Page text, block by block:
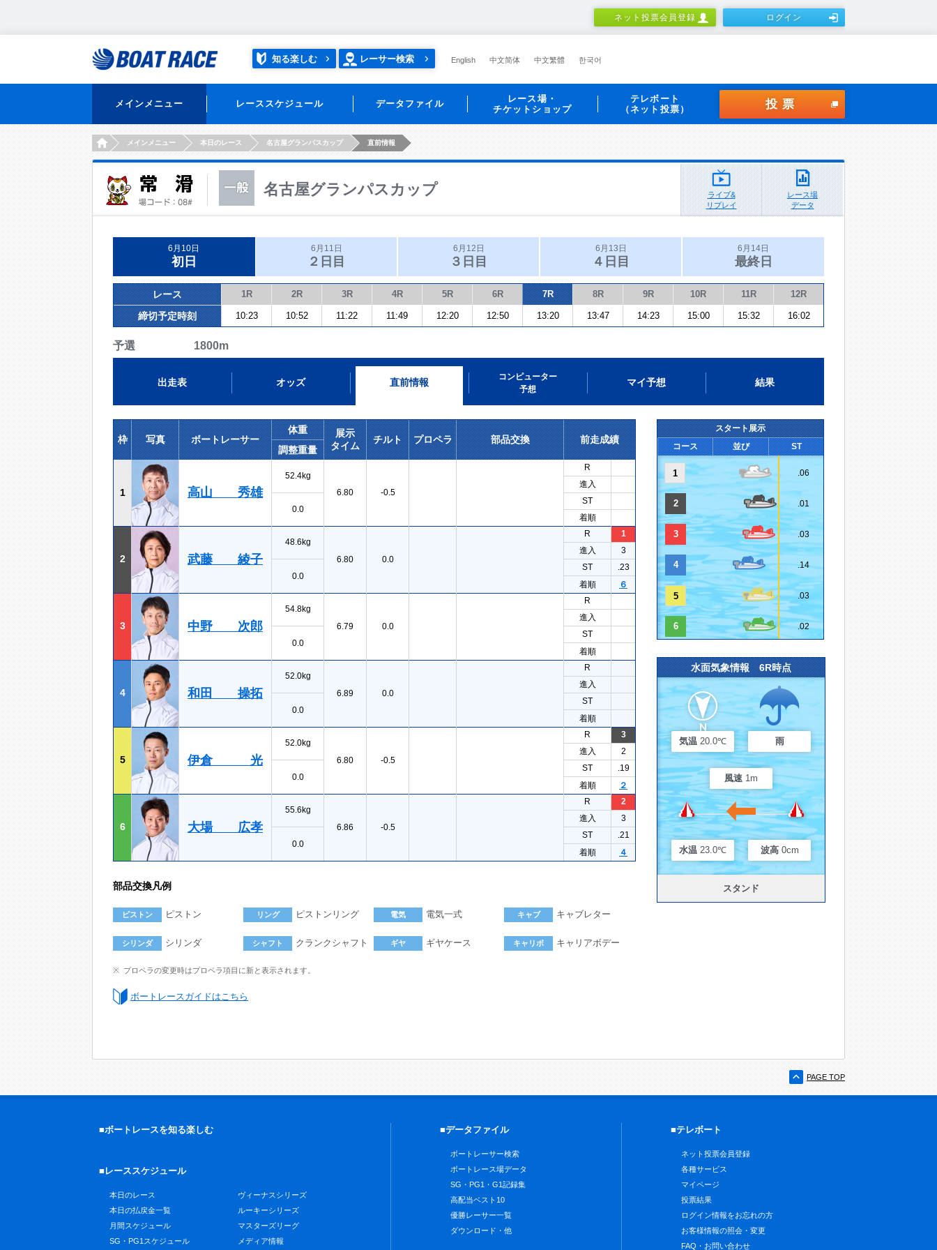
ネット投票会員登録 ログイン
知る楽しむ レーサー検索 English 中文简体 中文繁體 한국어
メインメニュー レーススケジュール データファイル
レース場・
チケットショップ
テレボート
（ネット投票）
投票
HOMEメインメニュー 本日のレース 名古屋グランパスカップ 直前情報
名古屋グランパスカップ
ライブ&
リプレイ
レース場
データ
6月10日
初日
6月11日
２日目
6月12日
３日目
6月13日
４日目
6月14日
最終日
レース 1R 2R 3R 4R 5R 6R 7R 8R 9R 10R 11R 12R
締切予定時刻 10:23 10:52 11:22 11:49 12:20 12:50 13:20 13:47 14:23 15:00 15:32 16:02
予選 1800m
出走表 オッズ 直前情報
コンピューター
予想
マイ予想 結果
枠 写真 ボートレーサー
体重
展示
タイム
チルト プロペラ 部品交換
前走成績
調整重量
1 高山 秀雄
52.4kg
6.80
-0.5
R
進入
0.0
ST
着順
2 武藤 綾子
48.6kg
6.80
0.0
R
1
進入
3
0.0
ST
.23
着順
６
3 中野 次郎
54.8kg
6.79
0.0
R
進入
0.0
ST
着順
4 和田 操拓
52.0kg
6.89
0.0
R
進入
0.0
ST
着順
5 伊倉 光
52.0kg
6.80
-0.5
R
3
進入
2
0.0
ST
.19
着順
２
6 大場 広孝
55.6kg
6.86
-0.5
R
2
進入
3
0.0
ST
.21
着順
４
部品交換凡例
ピストン ピストン リング ピストンリング 電気 電気一式 キャブ キャブレター
シリンダ シリンダ シャフト クランクシャフト ギヤ ギヤケース キャリボ キャリアボデー
プロペラの変更時はプロペラ項目に新と表示されます。
ボートレースガイドはこちら
スタート展示
コース
並び ST
1 .06
2 .01
3 .03
4 .14
5 .03
6 .02
水面気象情報 6R時点
気温 20.0℃ 雨
風速 1m
水温 23.0℃ 波高 0cm
スタンド
PAGE TOP
■ボートレースを知る楽しむ
■レーススケジュール
本日のレース
本日の払戻金一覧
月間スケジュール
SG・PG1スケジュール
ヴィーナスシリーズ
ルーキーシリーズ
マスターズリーグ
メディア情報
■データファイル
ボートレーサー検索
ボートレース場データ
SG・PG1・G1記録集
高配当ベスト10
優勝レーサー一覧
ダウンロード・他
■テレボート
ネット投票会員登録
各種サービス
マイページ
投票結果
ログイン情報をお忘れの方
お客様情報の照会・変更
FAQ・お問い合わせ